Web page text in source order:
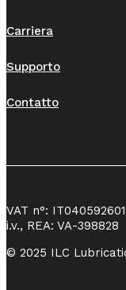
Carriera
Supporto
Contatto
VAT n°:
i.v., REA: VA-398828
© 2025 ILC